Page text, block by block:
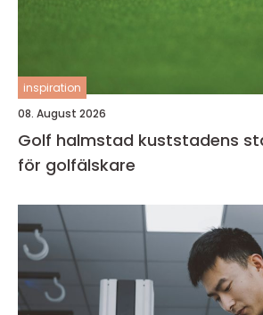
inspiration
08. August 2026
Golf halmstad kuststadens starkaste kort
för golfälskare